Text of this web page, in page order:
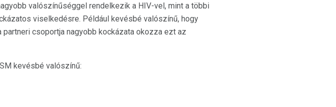
valószínűséggel rendelkezik a HIV-vel, mint a többi
viselkedésre. Például kevésbé valószínű, hogy
csoportja nagyobb kockázata okozza ezt az
kevésbé valószínű: